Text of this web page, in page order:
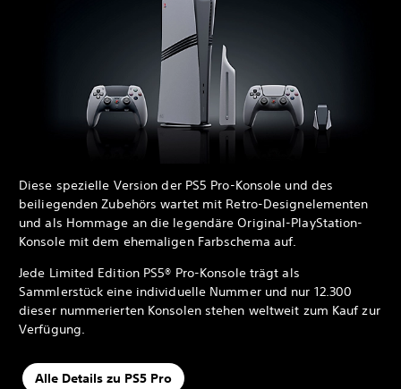
Diese spezielle Version der PS5 Pro-Konsole und des
beiliegenden Zubehörs wartet mit Retro-Designelementen
und als Hommage an die legendäre Original-PlayStation-
Konsole mit dem ehemaligen Farbschema auf.
Jede Limited Edition PS5® Pro-Konsole trägt als
Sammlerstück eine individuelle Nummer und nur 12.300
dieser nummerierten Konsolen stehen weltweit zum Kauf zur
Verfügung.
Alle Details zu PS5 Pro